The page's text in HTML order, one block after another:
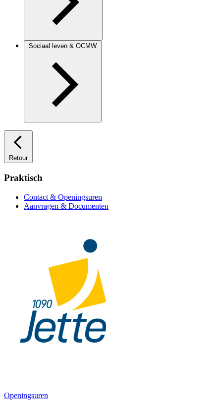
Sociaal leven & OCMW
Retour
Praktisch
Contact & Openingsuren
Aanvragen & Documenten
Openingsuren